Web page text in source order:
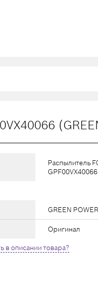
Распылитель
GPF00VX40066
GREEN POWER
Оригинал
в описании товара?